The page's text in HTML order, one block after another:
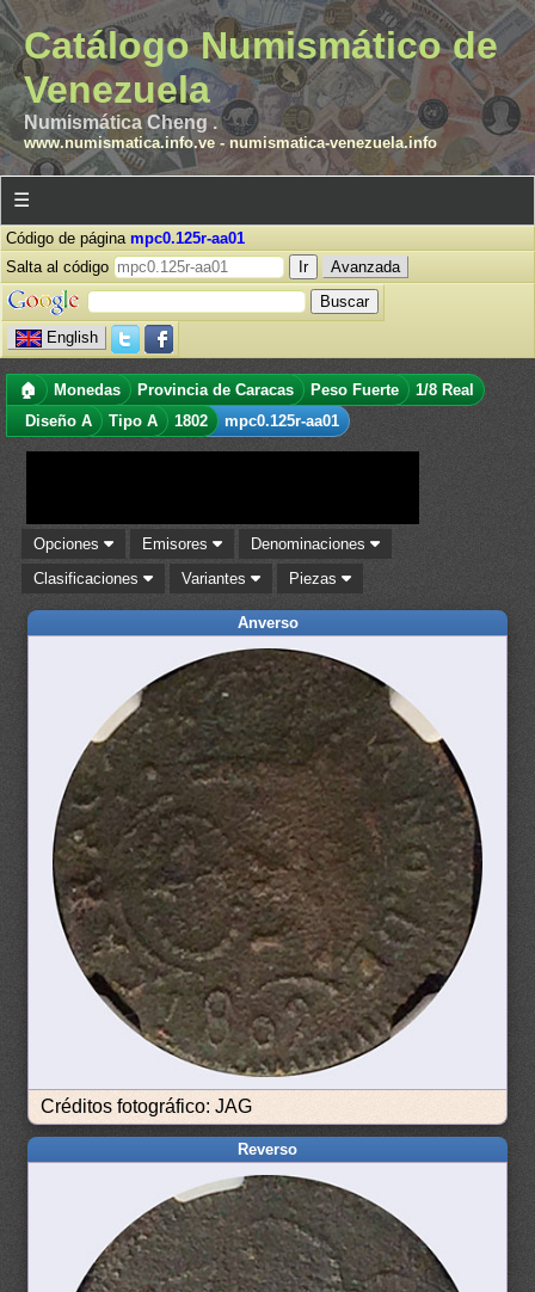
Catálogo Numismático de
Venezuela
Numismática Cheng .
www.numismatica.info.ve- numismatica-venezuela.info
☰
Código de página mpc0.125r-aa01
Salta al código
Avanzada
English
🏠 Monedas Provincia de Caracas Peso Fuerte
1/8 Real
Diseño A
Tipo A 1802 mpc0.125r-aa01
Opciones Emisores
Denominaciones
Clasificaciones
Variantes Piezas
Anverso
Créditos fotográfico: JAG
Reverso